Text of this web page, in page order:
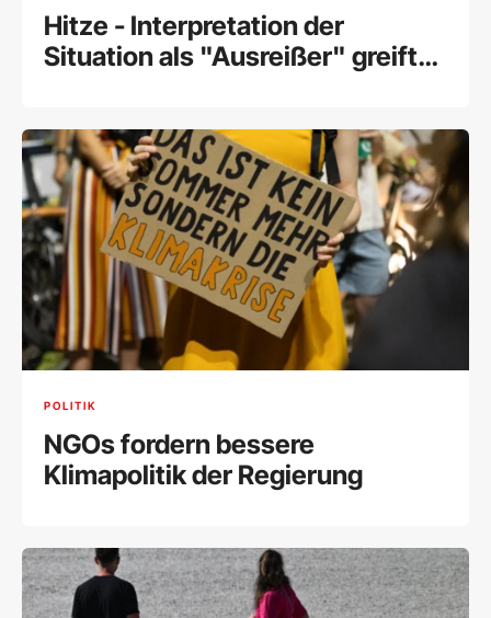
Hitze - Interpretation der
Situation als "Ausreißer" greift
POLITIK
NGOs fordern bessere
Klimapolitik der Regierung